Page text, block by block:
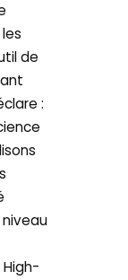
de
:
niveau